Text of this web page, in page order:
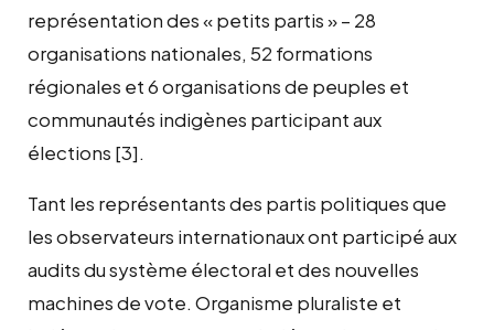
représentation des « petits partis » – 28
organisations nationales, 52 formations
régionales et 6 organisations de peuples et
communautés indigènes participant aux
élections [3].
Tant les représentants des partis politiques que
les observateurs internationaux ont participé aux
audits du système électoral et des nouvelles
machines de vote. Organisme pluraliste et